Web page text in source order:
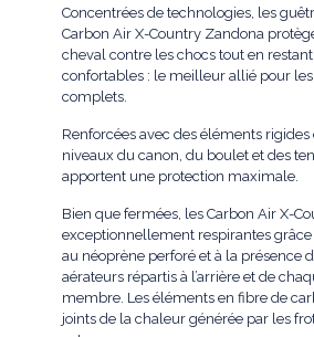
Concentrées de technologies, les
Carbon Air X-Country Zandona
cheval contre les chocs tout en
confortables : le meilleur allié pour
complets.
Renforcées avec des éléments
niveaux du canon, du boulet et des
apportent une protection maximale.
Bien que fermées, les Carbon Air X-
exceptionnellement respirantes grâce
au néoprène perforé et à la présence
aérateurs répartis à l’arrière et de
membre. Les éléments en fibre de
joints de la chaleur générée par les